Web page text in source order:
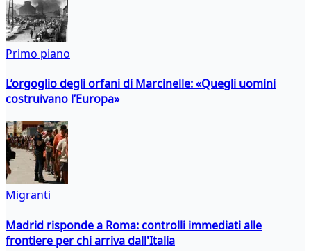
Primo piano
L’orgoglio degli orfani di Marcinelle: «Quegli uomini
costruivano l’Europa»
Migranti
Madrid risponde a Roma: controlli immediati alle
frontiere per chi arriva dall'Italia